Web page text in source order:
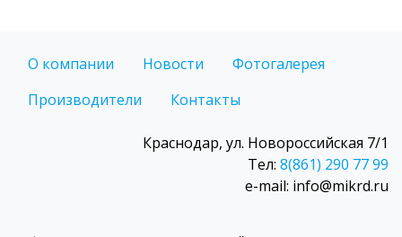
О компании Новости
Фотогалерея
Производители
Контакты
Краснодар, ул. Новороссийская 7/1
Тел: 8(861) 290 77 99
e-mail: info@mikrd.ru